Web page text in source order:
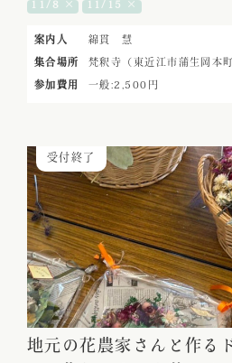
11/8 × 11/15 ×
案内人 綿貫 慧
集合場所 梵釈寺（東近江市蒲生岡本
参加費用 一般:2,500円
受付終了
地元の花農家さんと作る